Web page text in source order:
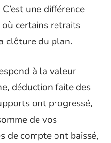
une différence
où certains retraits
clôture du plan.
à la valeur
déduction faite des
ont progressé,
de vos
de compte ont baissé,